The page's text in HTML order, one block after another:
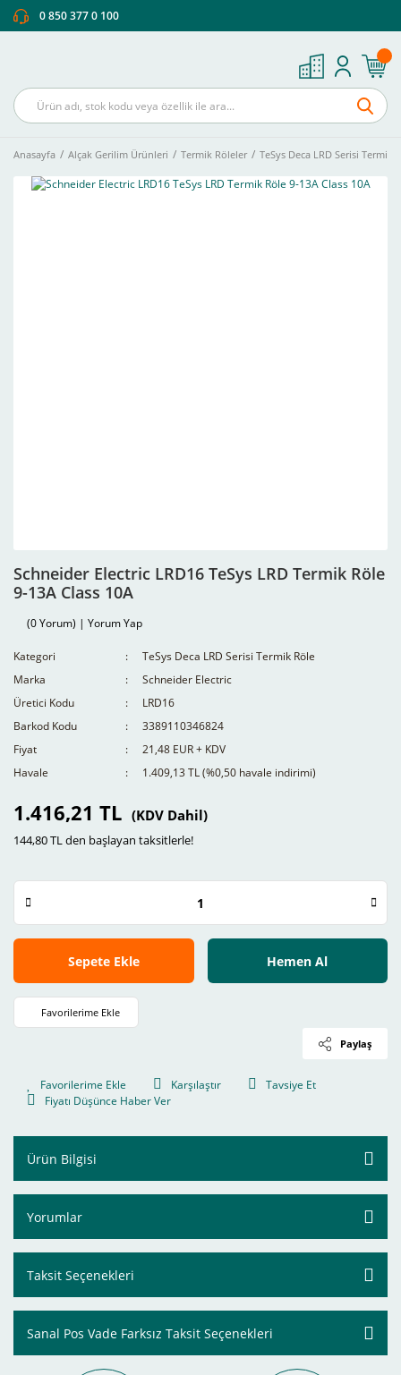
0 850 377 0 100
Anasayfa Alçak Gerilim Ürünleri Termik Röleler TeSys Deca LRD Serisi Termik
Schneider Electric LRD16 TeSys LRD Termik Röle
9-13A Class 10A
(0 Yorum) | Yorum Yap
Kategori
TeSys Deca LRD Serisi Termik Röle
Marka
Schneider Electric
Üretici Kodu
LRD16
Barkod Kodu
3389110346824
Fiyat
21,48 EUR + KDV
Havale
1.409,13 TL (%0,50 havale indirimi)
1.416,21 TL (KDV Dahil)
144,80 TL den başlayan taksitlerle!
Sepete Ekle Hemen Al
Paylaş
Karşılaştır
Tavsiye Et
Fiyatı Düşünce Haber Ver
Ürün Bilgisi
Yorumlar
Taksit Seçenekleri
Sanal Pos Vade Farksız Taksit Seçenekleri